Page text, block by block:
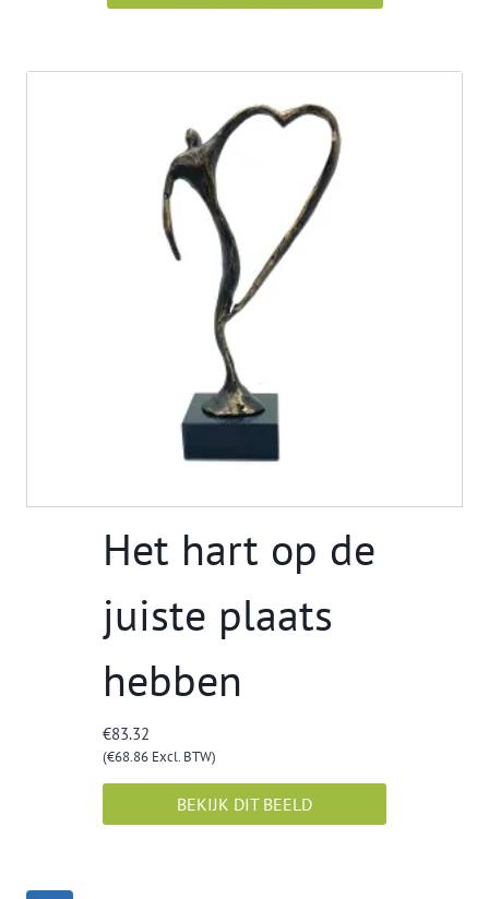
Het hart op de
juiste plaats
hebben
€83.32
(€68.86 Excl. BTW)
BEKIJK DIT BEELD